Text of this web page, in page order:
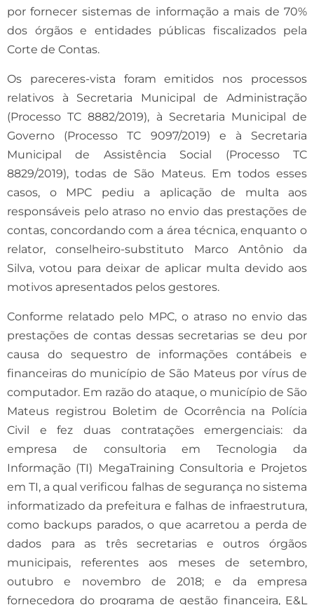
por fornecer sistemas de informação a mais de 70%
dos órgãos e entidades públicas fiscalizados pela
Corte de Contas.
Os pareceres-vista foram emitidos nos processos
relativos à Secretaria Municipal de Administração
(Processo TC 8882/2019), à Secretaria Municipal de
Governo (Processo TC 9097/2019) e à Secretaria
Municipal de Assistência Social (Processo TC
8829/2019), todas de São Mateus. Em todos esses
casos, o MPC pediu a aplicação de multa aos
responsáveis pelo atraso no envio das prestações de
contas, concordando com a área técnica, enquanto o
relator, conselheiro-substituto Marco Antônio da
Silva, votou para deixar de aplicar multa devido aos
motivos apresentados pelos gestores.
Conforme relatado pelo MPC, o atraso no envio das
prestações de contas dessas secretarias se deu por
causa do sequestro de informações contábeis e
financeiras do município de São Mateus por vírus de
computador. Em razão do ataque, o município de São
Mateus registrou Boletim de Ocorrência na Polícia
Civil e fez duas contratações emergenciais: da
empresa de consultoria em Tecnologia da
Informação (TI) MegaTraining Consultoria e Projetos
em TI, a qual verificou falhas de segurança no sistema
informatizado da prefeitura e falhas de infraestrutura,
como backups parados, o que acarretou a perda de
dados para as três secretarias e outros órgãos
municipais, referentes aos meses de setembro,
outubro e novembro de 2018; e da empresa
fornecedora do programa de gestão financeira, E&L